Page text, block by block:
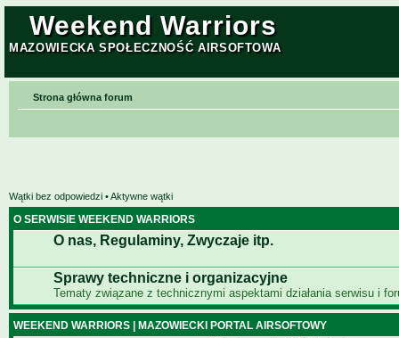
Weekend Warriors
MAZOWIECKA SPOŁECZNOŚĆ AIRSOFTOWA
Strona główna forum
Wątki bez odpowiedzi •Aktywne wątki
O SERWISIE WEEKEND WARRIORS
O nas, Regulaminy, Zwyczaje itp.
Sprawy techniczne i organizacyjne
Tematy związane z technicznymi aspektami działania serwisu i
WEEKEND WARRIORS | MAZOWIECKI PORTAL AIRSOFTOWY